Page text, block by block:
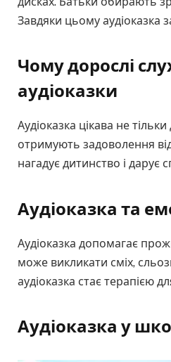
Завдяки цьому аудіоказка
Чому дорослі
аудіоказки
Аудіоказка цікава не
отримують задоволення
нагадує дитинство і дарує
Аудіоказка та
Аудіоказка допомагає
може викликати сміх,
аудіоказка стає терапією
Аудіоказка у